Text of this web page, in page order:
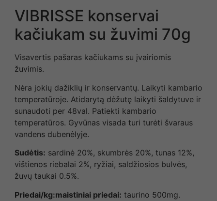
VIBRISSE konservai
kačiukam su žuvimi 70g
Visavertis pašaras kačiukams su įvairiomis
žuvimis.
Nėra jokių dažiklių ir konservantų. Laikyti kambario
temperatūroje. Atidarytą dėžutę laikyti šaldytuve ir
sunaudoti per 48val. Patiekti kambario
temperatūros. Gyvūnas visada turi turėti švaraus
vandens dubenėlyje.
Sudėtis: sardinė 20%, skumbrės 20%, tunas 12%,
vištienos riebalai 2%, ryžiai, saldžiosios bulvės,
žuvų taukai 0.5%.
Priedai/kg:maistiniai priedai: taurino 500mg.